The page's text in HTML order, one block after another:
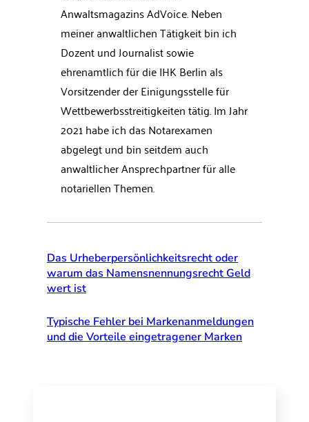
Anwaltsmagazins AdVoice. Neben
meiner anwaltlichen Tätigkeit bin ich
Dozent und Journalist sowie
ehrenamtlich für die IHK Berlin als
Vorsitzender der Einigungsstelle für
Wettbewerbsstreitigkeiten tätig. Im Jahr
2021 habe ich das Notarexamen
abgelegt und bin seitdem auch
anwaltlicher Ansprechpartner für alle
notariellen Themen.
Das Urheberpersönlichkeitsrecht oder
warum das Namensnennungsrecht Geld
wert ist
Typische Fehler bei Markenanmeldungen
und die Vorteile eingetragener Marken